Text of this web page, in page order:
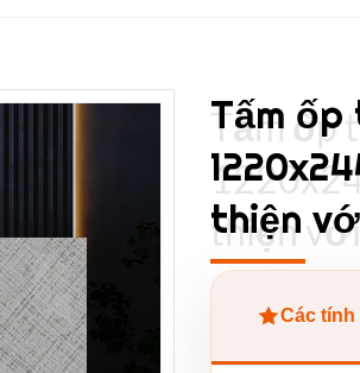
Tấm
thiện
Tấm ốp
thiện
Các tính